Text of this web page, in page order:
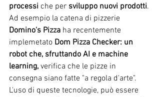
processi che per sviluppo nuovi prodotti.
Ad esempio la catena di pizzerie
Domino's Pizza ha recentemente
implemetato Dom Pizza Checker: un
robot che, sfruttando AI e machine
learning, verifica che le pizze in
consegna siano fatte "a regola d'arte".
L'uso di queste tecnologie, può essere